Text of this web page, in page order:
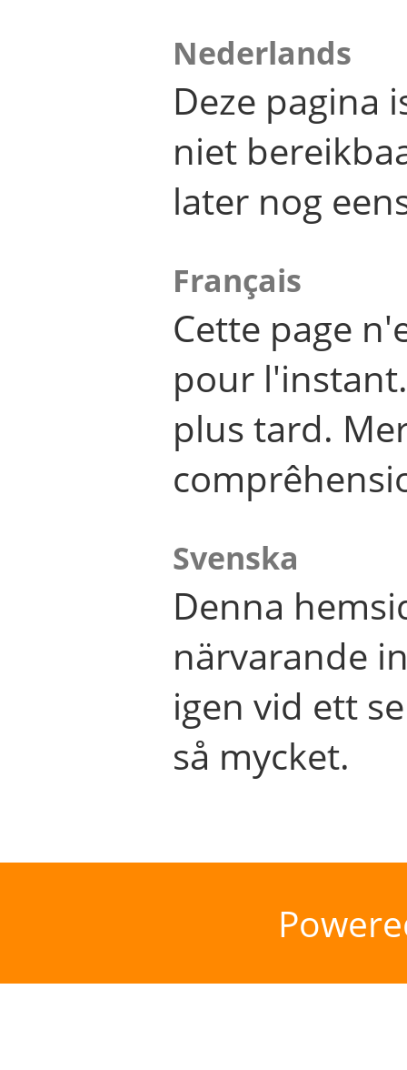
Nederlands
Deze pagina
niet
later nog
Français
Cette page
pour
plus tard.
Svenska
Denna
närvarande
igen vid ett
så mycket.